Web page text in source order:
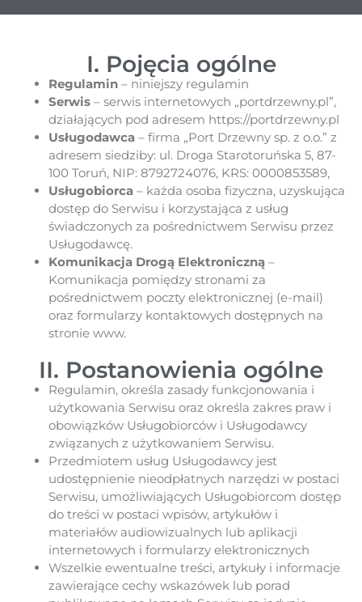
I. Pojęcia ogólne
Regulamin – niniejszy regulamin
Serwis – serwis internetowych „portdrzewny.pl”,
działających pod adresem https://portdrzewny.pl
Usługodawca – firma „Port Drzewny sp. z o.o.” z
adresem siedziby: ul. Droga Starotoruńska 5, 87-
100 Toruń, NIP: 8792724076, KRS: 0000853589,
Usługobiorca – każda osoba fizyczna, uzyskująca
dostęp do Serwisu i korzystająca z usług
świadczonych za pośrednictwem Serwisu przez
Usługodawcę.
Komunikacja Drogą Elektroniczną –
Komunikacja pomiędzy stronami za
pośrednictwem poczty elektronicznej (e-mail)
oraz formularzy kontaktowych dostępnych na
stronie www.
II. Postanowienia ogólne
Regulamin, określa zasady funkcjonowania i
użytkowania Serwisu oraz określa zakres praw i
obowiązków Usługobiorców i Usługodawcy
związanych z użytkowaniem Serwisu.
Przedmiotem usług Usługodawcy jest
udostępnienie nieodpłatnych narzędzi w postaci
Serwisu, umożliwiających Usługobiorcom dostęp
do treści w postaci wpisów, artykułów i
materiałów audiowizualnych lub aplikacji
internetowych i formularzy elektronicznych
Wszelkie ewentualne treści, artykuły i informacje
zawierające cechy wskazówek lub porad